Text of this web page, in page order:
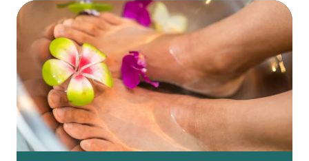
Antalgie Douleur Massage
Tout